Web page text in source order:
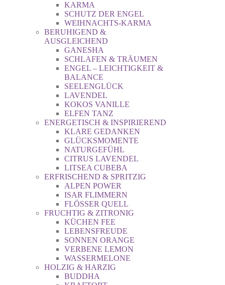
KARMA
SCHUTZ DER ENGEL
WEIHNACHTS-KARMA
BERUHIGEND &
AUSGLEICHEND
GANESHA
SCHLAFEN & TRÄUMEN
ENGEL – LEICHTIGKEIT &
BALANCE
SEELENGLÜCK
LAVENDEL
KOKOS VANILLE
ELFEN TANZ
ENERGETISCH & INSPIRIEREND
KLARE GEDANKEN
GLÜCKSMOMENTE
NATURGEFÜHL
CITRUS LAVENDEL
LITSEA CUBEBA
ERFRISCHEND & SPRITZIG
ALPEN POWER
ISAR FLIMMERN
FLÖSSER QUELL
FRUCHTIG & ZITRONIG
KÜCHEN FEE
LEBENSFREUDE
SONNEN ORANGE
VERBENE LEMON
WASSERMELONE
HOLZIG & HARZIG
BUDDHA